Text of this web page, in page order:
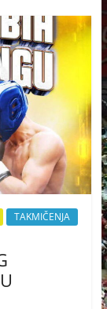
TAKMIČENJA